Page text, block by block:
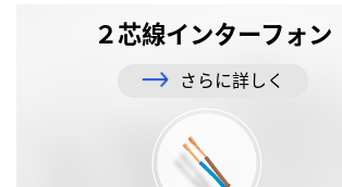
２芯線インターフォン
さらに詳しく